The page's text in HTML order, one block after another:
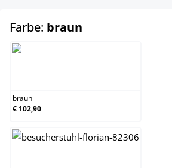
Farbe: braun
braun
€ 102,90